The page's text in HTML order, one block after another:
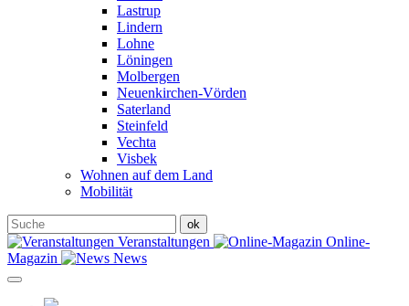
Lastrup
Lindern
Lohne
Löningen
Molbergen
Neuenkirchen-Vörden
Saterland
Steinfeld
Vechta
Visbek
Wohnen auf dem Land
Mobilität
Veranstaltungen
Online-
Magazin
News